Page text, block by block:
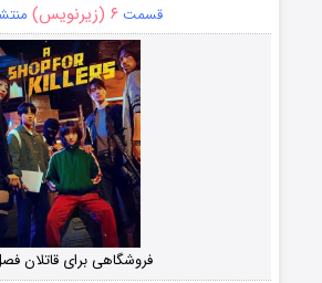
قسمت ۶ (زیرنویس)
فروشگاهی برای قاتلان